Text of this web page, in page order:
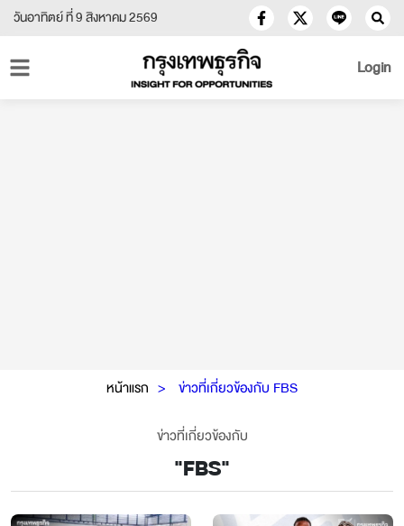
วันอาทิตย์ ที่ 9 สิงหาคม 2569
Login
หน้าแรก ข่าวที่เกี่ยวข้องกับ FBS
ข่าวที่เกี่ยวข้องกับ
"FBS"